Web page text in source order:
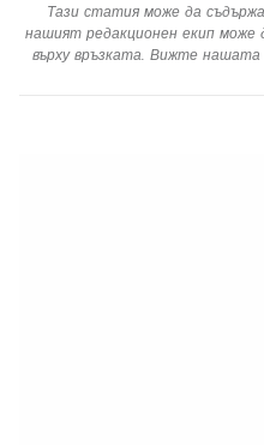
Тази статия може да
нашият редакционен екип може
върху връзката. Вижте нашата